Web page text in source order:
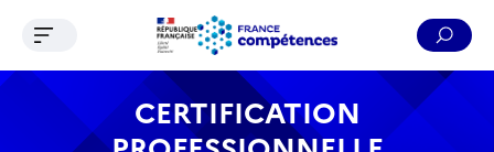
Contenu Recherche Menu Pied de page
Ouvrir le menu de navigation
CERTIFICATION